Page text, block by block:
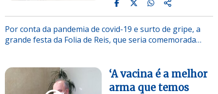
Por conta da pandemia de covid-19 e surto de gripe, a
grande festa da Folia de Reis, que seria comemorada…
‘A vacina é a melhor
arma que temos